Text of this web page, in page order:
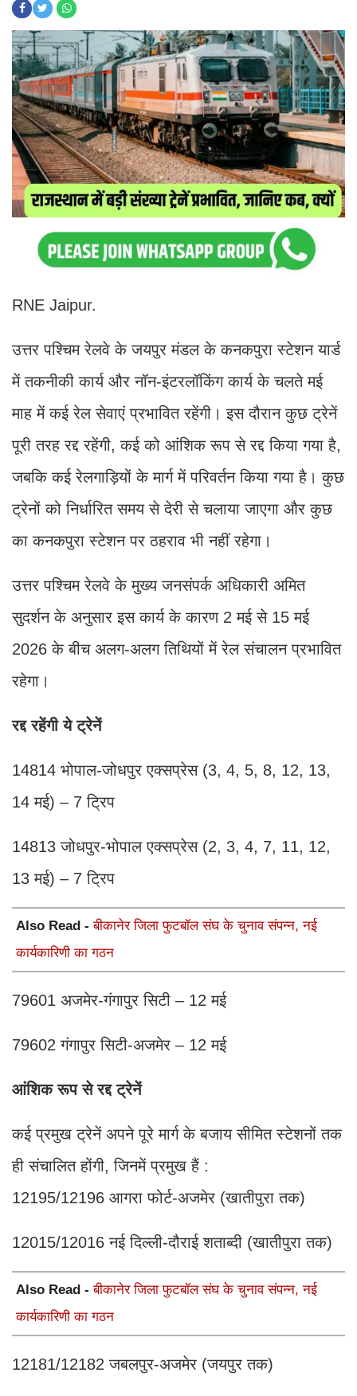
RNE Jaipur.
उत्तर पश्चिम रेलवे के जयपुर मंडल के कनकपुरा स्टेशन यार्ड
में तकनीकी कार्य और नॉन-इंटरलॉकिंग कार्य के चलते मई
माह में कई रेल सेवाएं प्रभावित रहेंगी। इस दौरान कुछ ट्रेनें
पूरी तरह रद्द रहेंगी, कई को आंशिक रूप से रद्द किया गया है,
जबकि कई रेलगाड़ियों के मार्ग में परिवर्तन किया गया है। कुछ
ट्रेनों को निर्धारित समय से देरी से चलाया जाएगा और कुछ
का कनकपुरा स्टेशन पर ठहराव भी नहीं रहेगा।
उत्तर पश्चिम रेलवे के मुख्य जनसंपर्क अधिकारी अमित
सुदर्शन के अनुसार इस कार्य के कारण 2 मई से 15 मई
2026 के बीच अलग-अलग तिथियों में रेल संचालन प्रभावित
रहेगा।
रद्द रहेंगी ये ट्रेनें
14814 भोपाल-जोधपुर एक्सप्रेस (3, 4, 5, 8, 12, 13,
14 मई) – 7 ट्रिप
14813 जोधपुर-भोपाल एक्सप्रेस (2, 3, 4, 7, 11, 12,
13 मई) – 7 ट्रिप
Also Read -बीकानेर जिला फुटबॉल संघ के चुनाव संपन्न, नई
कार्यकारिणी का गठन
79601 अजमेर-गंगापुर सिटी – 12 मई
79602 गंगापुर सिटी-अजमेर – 12 मई
आंशिक रूप से रद्द ट्रेनें
कई प्रमुख ट्रेनें अपने पूरे मार्ग के बजाय सीमित स्टेशनों तक
ही संचालित होंगी, जिनमें प्रमुख हैं :
12195/12196 आगरा फोर्ट-अजमेर (खातीपुरा तक)
12015/12016 नई दिल्ली-दौराई शताब्दी (खातीपुरा तक)
Also Read -बीकानेर जिला फुटबॉल संघ के चुनाव संपन्न, नई
कार्यकारिणी का गठन
12181/12182 जबलपुर-अजमेर (जयपुर तक)